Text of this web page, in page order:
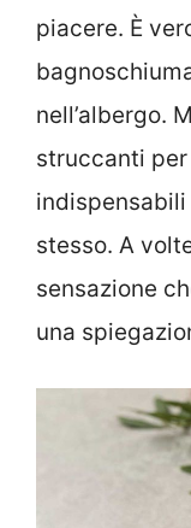
piacere. È
nell’albergo.
struccanti
stesso. A
sensazione
una